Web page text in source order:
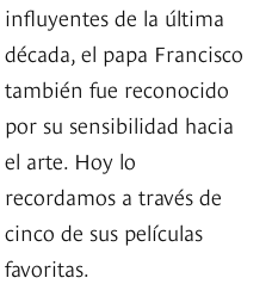
influyentes de la última
década, el papa Francisco
también fue reconocido
por su sensibilidad hacia
el arte. Hoy lo
recordamos a través de
cinco de sus películas
favoritas.